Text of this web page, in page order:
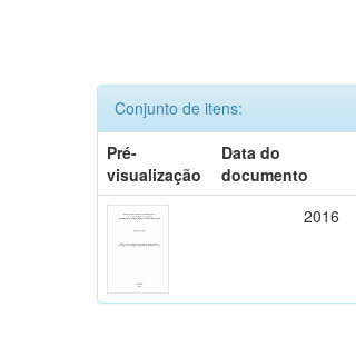
Conjunto de itens:
Pré-
visualização
Data do
documento
2016